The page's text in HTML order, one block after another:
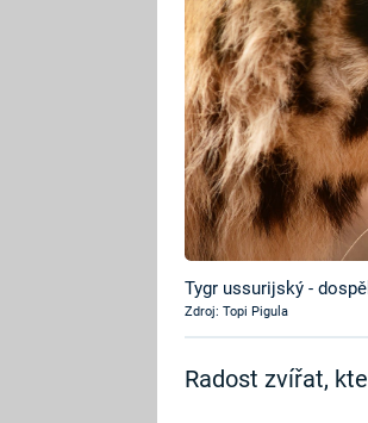
Tygr ussurijský -
Zdroj: Topi Pigula
Radost zvířat,